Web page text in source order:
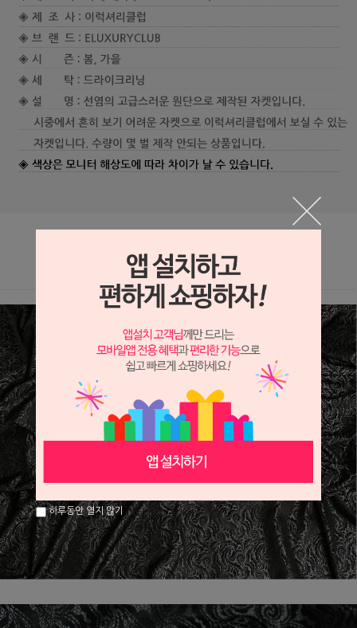
하루동안 열지 않기